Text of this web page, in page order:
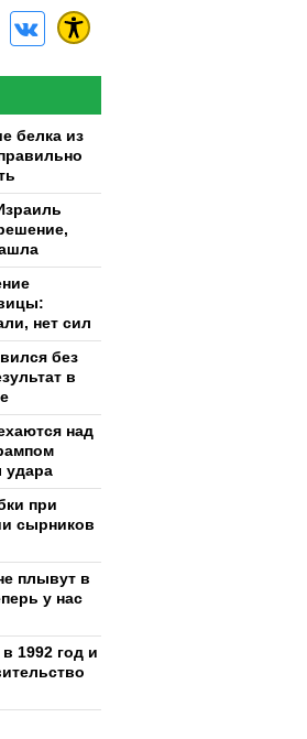
белка из
нет сил
без
в
над
удара
при
сырников
плывут в
у нас
1992 год и